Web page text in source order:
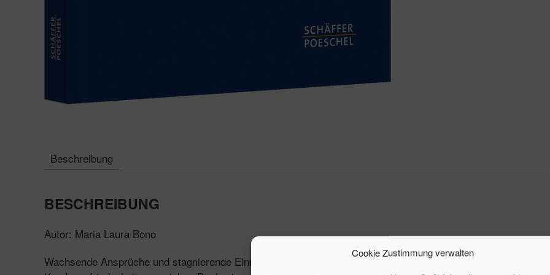
Cookie Zustimmung verwalten
Beschreibung
BESCHREIBUNG
Autor: Maria Laura Bono
Wachsende Ansprüche und stagnierende Einnahmen legen neue Maßstäbe an die Angebote sozialer